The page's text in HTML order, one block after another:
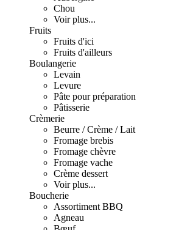
Chou
Voir plus...
Fruits
Fruits d'ici
Fruits d'ailleurs
Boulangerie
Levain
Levure
Pâte pour préparation
Pâtisserie
Crèmerie
Beurre / Crème / Lait
Fromage brebis
Fromage chèvre
Fromage vache
Crème dessert
Voir plus...
Boucherie
Assortiment BBQ
Agneau